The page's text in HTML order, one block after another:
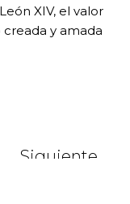
XIV, el valor
y amada
Siguiente